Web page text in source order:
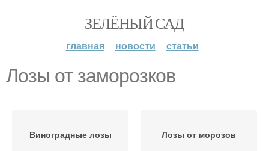
ЗЕЛЁНЫЙ САД
главная новости статьи
Лозы от заморозков
Виноградные лозы Лозы от морозов